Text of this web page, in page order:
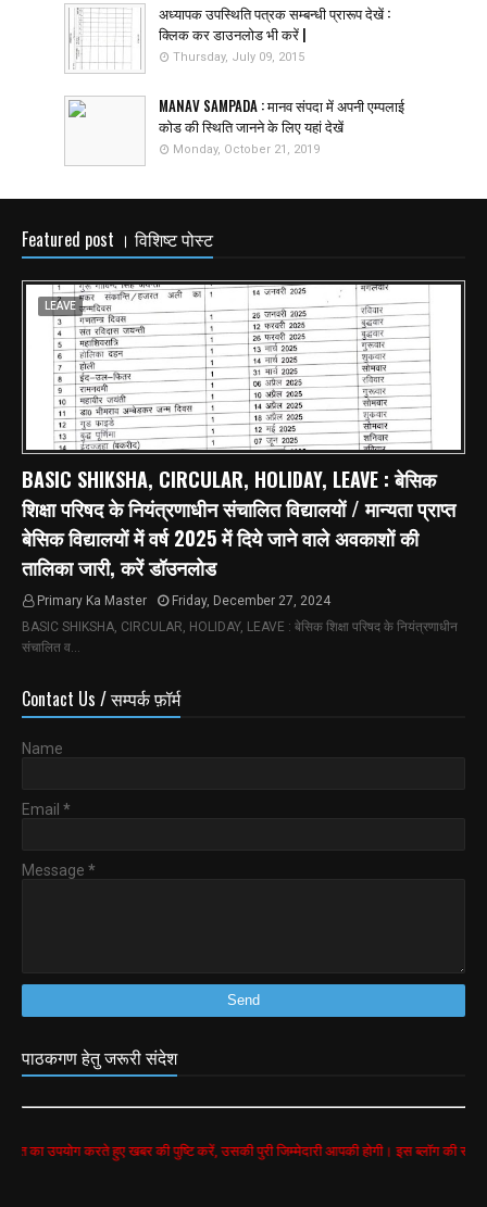
अध्यापक उपस्थिति पत्रक सम्बन्धी प्रारूप देखें :
क्लिक कर डाउनलोड भी करें |
Thursday, July 09, 2015
MANAV SAMPADA : मानव संपदा में अपनी एम्पलाई
कोड की स्थिति जानने के लिए यहां देखें
Monday, October 21, 2019
Featured post । विशिष्ट पोस्ट
LEAVE
BASIC SHIKSHA, CIRCULAR, HOLIDAY, LEAVE : बेसिक
शिक्षा परिषद के नियंत्रणाधीन संचालित विद्यालयों / मान्यता प्राप्त
बेसिक विद्यालयों में वर्ष 2025 में दिये जाने वाले अवकाशों की
तालिका जारी, करें डॉउनलोड
Primary Ka Master
Friday, December 27, 2024
BASIC SHIKSHA, CIRCULAR, HOLIDAY, LEAVE : बेसिक शिक्षा परिषद के नियंत्रणाधीन
संचालित व…
Contact Us / सम्पर्क फ़ॉर्म
Name
Email *
Message *
पाठकगण हेतु जरूरी संदेश
हुए खबर की पुष्टि करें, उसकी पुरी जिम्मेदारी आपकी होगी। इस ब्लॉग की सभी